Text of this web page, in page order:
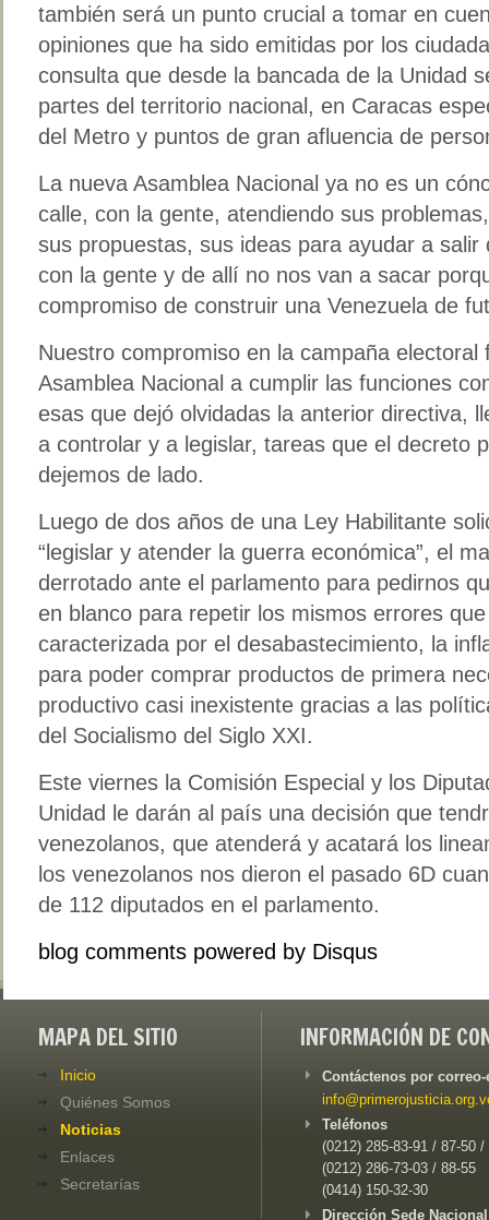
también será un punto crucial a tomar en
opiniones que ha sido emitidas por los
consulta que desde la bancada de la Unidad
partes del territorio nacional, en Caracas
del Metro y puntos de gran afluencia de
La nueva Asamblea Nacional ya no es un
calle, con la gente, atendiendo sus
sus propuestas, sus ideas para ayudar a
con la gente y de allí no nos van a sacar
compromiso de construir una Venezuela de
Nuestro compromiso en la campaña
Asamblea Nacional a cumplir las funciones
esas que dejó olvidadas la anterior directiva,
a controlar y a legislar, tareas que el decreto
dejemos de lado.
Luego de dos años de una Ley Habilitante
“legislar y atender la guerra económica”, el
derrotado ante el parlamento para pedirnos
en blanco para repetir los mismos errores
caracterizada por el desabastecimiento, la
para poder comprar productos de primera
productivo casi inexistente gracias a las
del Socialismo del Siglo XXI.
Este viernes la Comisión Especial y los
Unidad le darán al país una decisión que
venezolanos, que atenderá y acatará los
los venezolanos nos dieron el pasado 6D
de 112 diputados en el parlamento.
blog comments powered by Disqus
MAPA DEL SITIO
Inicio
Quiénes Somos
Noticias
Enlaces
Secretarías
INFORMACIÓN DE
Contáctenos por
Teléfonos
(0212) 285-83-91 / 87-50 /
(0212) 286-73-03 / 88-55
(0414) 150-32-30
Dirección Sede